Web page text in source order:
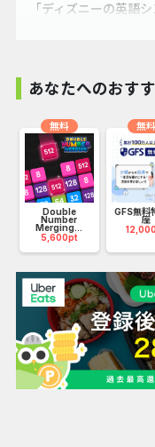
「ディズニーの英語
あなたへのおす
Double
Number
Merging...
5,600pt
無料
GFS無料
座
無料